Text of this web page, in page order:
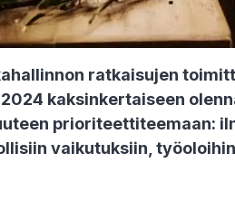
ratkaisujen
kaksinkertaiseen
prioriteettiteemaan:
vaikutuksiin,